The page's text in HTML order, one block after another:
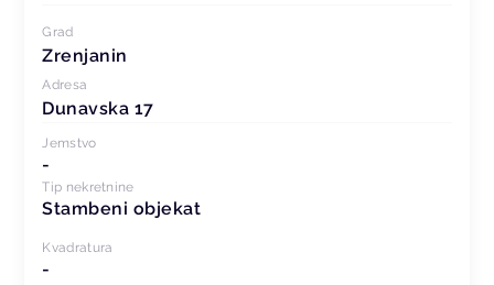
Grad
Zrenjanin
Adresa
Dunavska 17
Jemstvo
-
Tip nekretnine
Stambeni objekat
Kvadratura
-